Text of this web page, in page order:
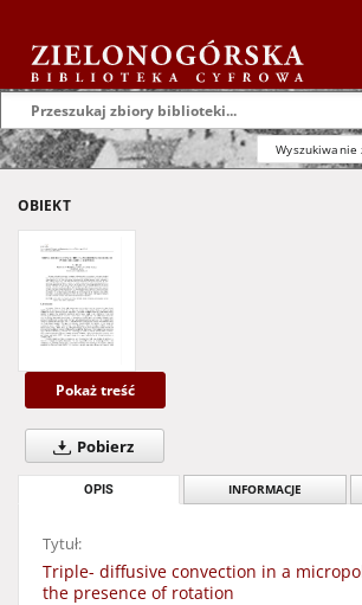
Wyszukiwanie
OBIEKT
Pokaż treść
Pobierz
OPIS INFORMACJE
Tytuł:
Triple- diffusive convection in a
the presence of rotation